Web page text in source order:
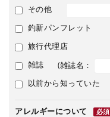
その他
釣新パンフレット
旅行代理店
雑誌 (雑誌名：
以前から知っていた
アレルギーについて 必須